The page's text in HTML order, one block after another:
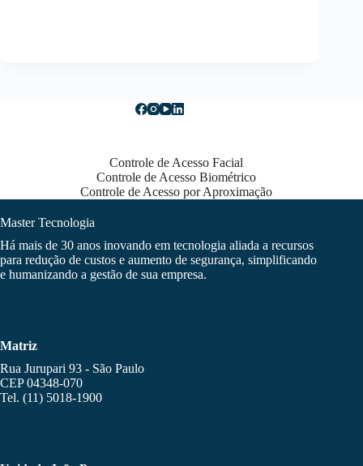
Controle de Acesso Facial
Controle de Acesso Biométrico
Controle de Acesso por Aproximação
Master Tecnologia
Há mais de 30 anos inovando em tecnologia aliada a recursos
para redução de custos e aumento de segurança, simplificando
e humanizando a gestão de sua empresa.
Matriz
Rua Jurupari 93 - São Paulo
CEP 04348-070
Tel. (11) 5018-1900